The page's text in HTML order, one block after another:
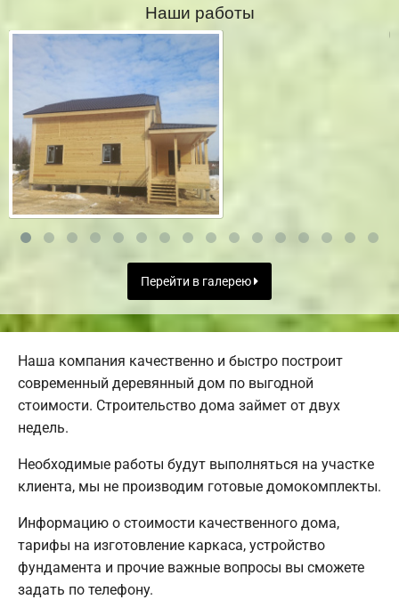
Наши работы
Перейти в галерею
Наша компания качественно и быстро построит
современный деревянный дом по выгодной
стоимости. Строительство дома займет от двух
недель.
Необходимые работы будут выполняться на участке
клиента, мы не производим готовые домокомплекты.
Информацию о стоимости качественного дома,
тарифы на изготовление каркаса, устройство
фундамента и прочие важные вопросы вы сможете
задать по телефону.